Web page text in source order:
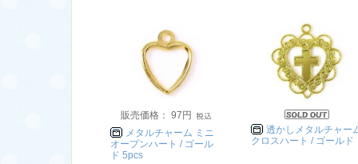
販売価格： 97円
メタルチャーム ミニ
オープンハート / ゴール
ド 5pcs
透かしメタルチャー
クロスハート / ゴールド